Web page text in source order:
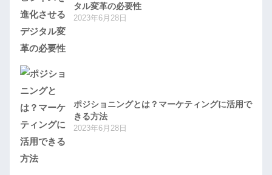
タル変革の必要性
2023年6月28日
ポジショニングとは？マーケティングに活用で
きる方法
2023年6月28日